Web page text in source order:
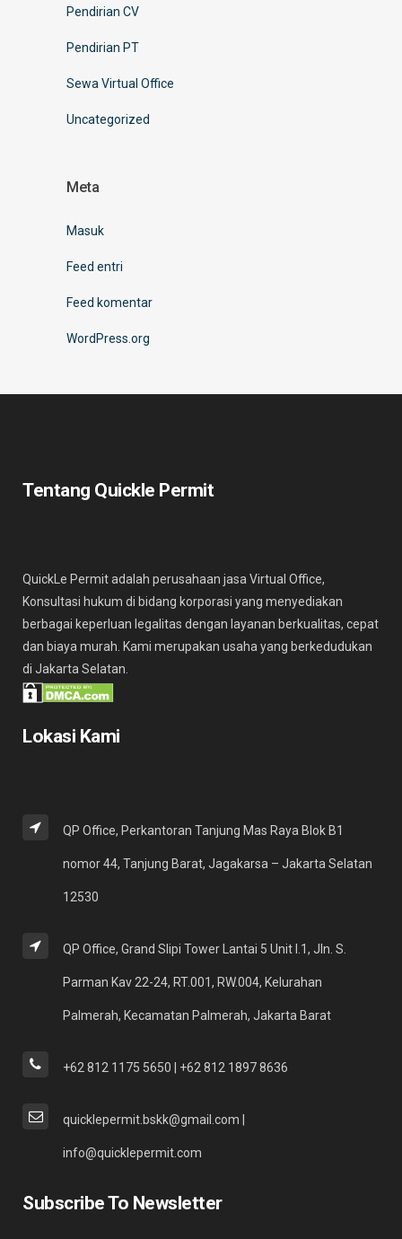
Pendirian CV
Pendirian PT
Sewa Virtual Office
Uncategorized
Meta
Masuk
Feed entri
Feed komentar
WordPress.org
Tentang Quickle Permit
QuickLe Permit adalah perusahaan jasa Virtual Office,
Konsultasi hukum di bidang korporasi yang menyediakan
berbagai keperluan legalitas dengan layanan berkualitas, cepat
dan biaya murah. Kami merupakan usaha yang berkedudukan
di Jakarta Selatan.
Lokasi Kami
QP Office, Perkantoran Tanjung Mas Raya Blok B1
nomor 44, Tanjung Barat, Jagakarsa – Jakarta Selatan
12530
QP Office, Grand Slipi Tower Lantai 5 Unit I.1, Jln. S.
Parman Kav 22-24, RT.001, RW.004, Kelurahan
Palmerah, Kecamatan Palmerah, Jakarta Barat
+62 812 1175 5650 | +62 812 1897 8636
quicklepermit.bskk@gmail.com |
info@quicklepermit.com
Subscribe To Newsletter